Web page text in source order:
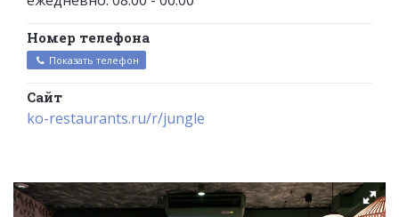
Номер телефона
Показать телефон
Сайт
ko-restaurants.ru/r/jungle